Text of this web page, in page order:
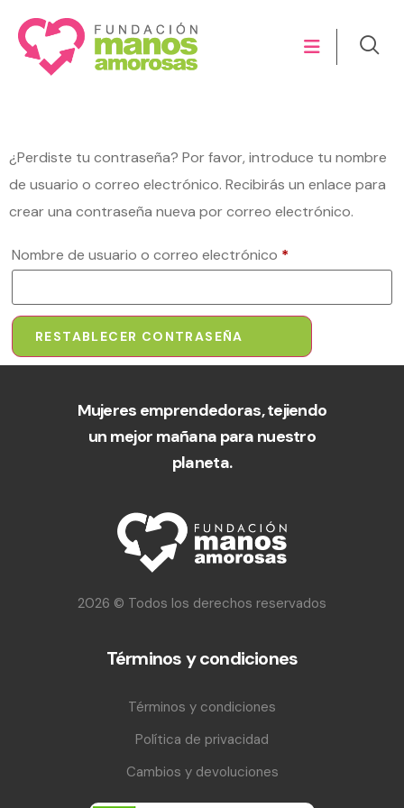
¿Perdiste tu contraseña? Por favor, introduce tu nombre
de usuario o correo electrónico. Recibirás un enlace para
crear una contraseña nueva por correo electrónico.
Nombre de usuario o correo electrónico *
RESTABLECER CONTRASEÑA
Mujeres emprendedoras, tejiendo
un mejor mañana para nuestro
planeta.
2026 © Todos los derechos reservados
Términos y condiciones
Términos y condiciones
Política de privacidad
Cambios y devoluciones